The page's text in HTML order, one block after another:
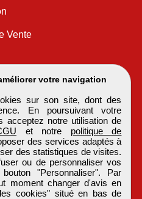
votre navigation
sur son site, dont des
En poursuivant votre
acceptez notre utilisation de
et notre politique de
des services adaptés à
des statistiques de visites.
ou de personnaliser vos
"Personnaliser". Par
moment changer d'avis en
cookies" situé en bas de
Vente